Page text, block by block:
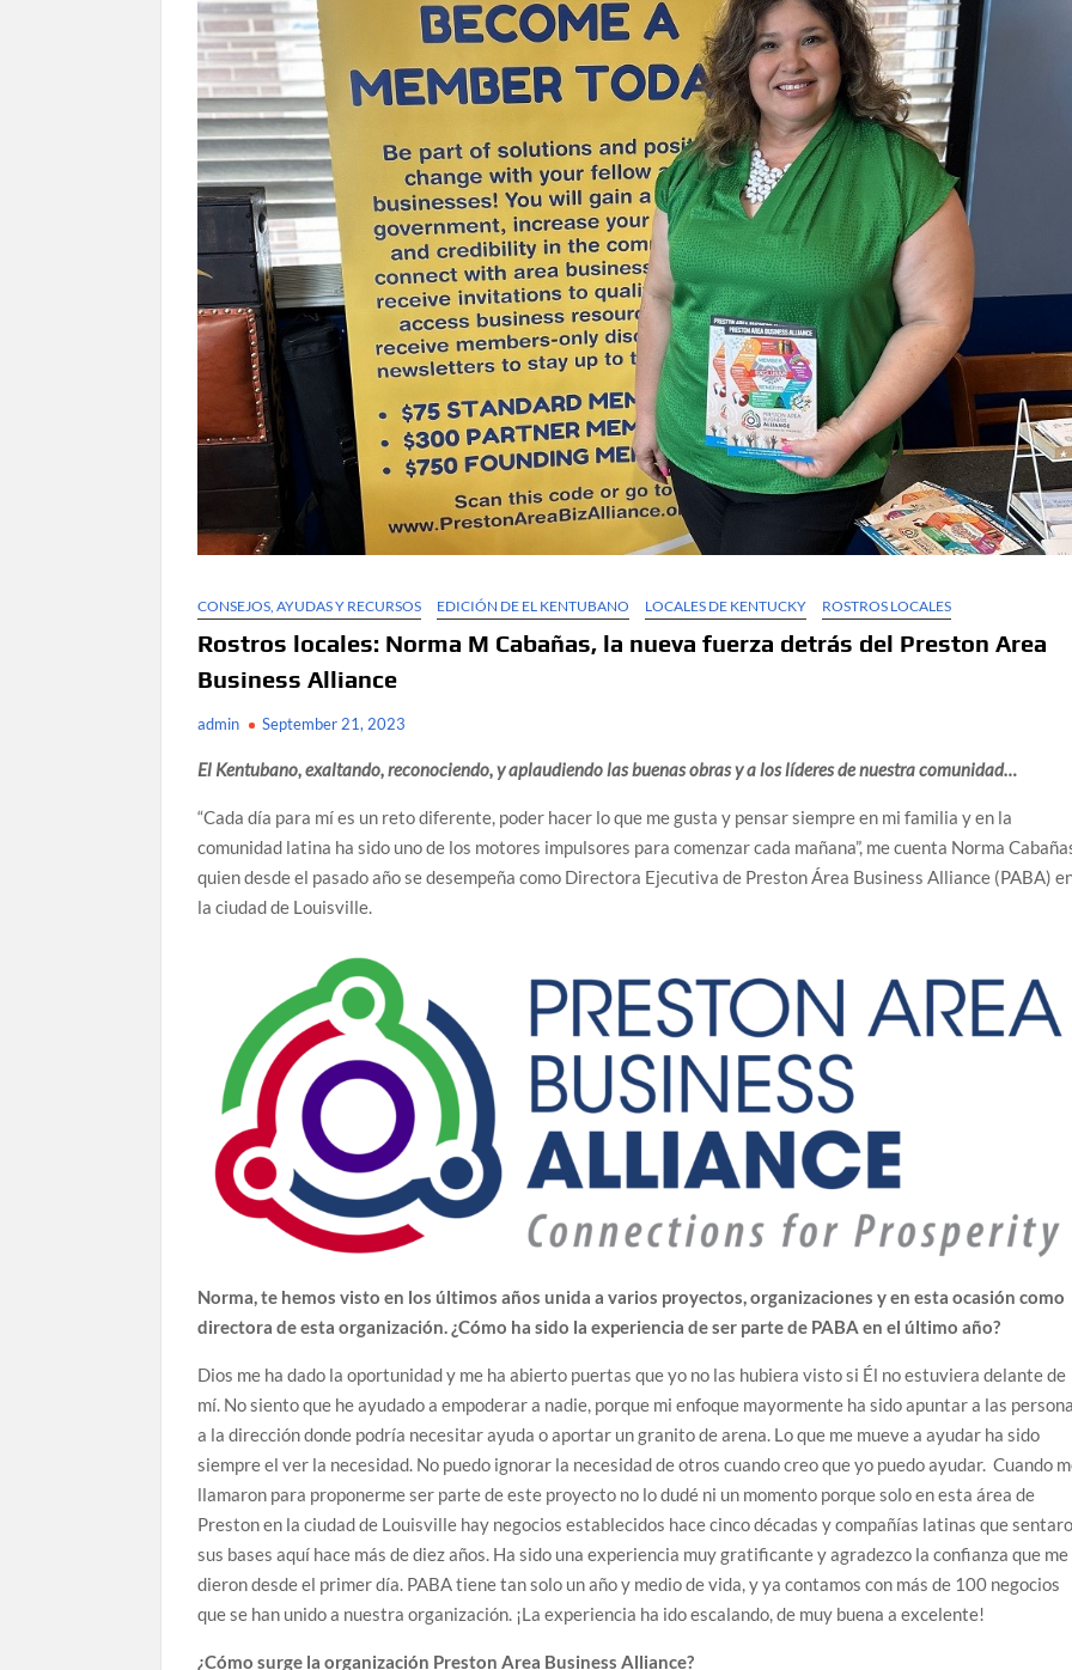
CONSEJOS, AYUDAS Y RECURSOS EDICIÓN DE EL KENTUBANO LOCALES DE KENTUCKY ROSTROS LOCALES
Rostros locales: Norma M Cabañas, la nueva fuerza detrás del Preston Area
Business Alliance
admin September 21, 2023
El Kentubano, exaltando, reconociendo, y aplaudiendo las buenas obras y a los líderes de nuestra comunidad…
“Cada día para mí es un reto diferente, poder hacer lo que me gusta y pensar siempre en mi familia y en la
comunidad latina ha sido uno de los motores impulsores para comenzar cada mañana”, me cuenta Norma
quien desde el pasado año se desempeña como Directora Ejecutiva de Preston Área Business Alliance (PABA)
la ciudad de Louisville.
Norma, te hemos visto en los últimos años unida a varios proyectos, organizaciones y en esta ocasión como
directora de esta organización. ¿Cómo ha sido la experiencia de ser parte de PABA en el último año?
Dios me ha dado la oportunidad y me ha abierto puertas que yo no las hubiera visto si Él no estuviera delante de
mí. No siento que he ayudado a empoderar a nadie, porque mi enfoque mayormente ha sido apuntar a las
a la dirección donde podría necesitar ayuda o aportar un granito de arena. Lo que me mueve a ayudar ha sido
siempre el ver la necesidad. No puedo ignorar la necesidad de otros cuando creo que yo puedo ayudar. Cuando
llamaron para proponerme ser parte de este proyecto no lo dudé ni un momento porque solo en esta área de
Preston en la ciudad de Louisville hay negocios establecidos hace cinco décadas y compañías latinas que
sus bases aquí hace más de diez años. Ha sido una experiencia muy gratificante y agradezco la confianza que me
dieron desde el primer día. PABA tiene tan solo un año y medio de vida, y ya contamos con más de 100 negocios
que se han unido a nuestra organización. ¡La experiencia ha ido escalando, de muy buena a excelente!
¿Cómo surge la organización Preston Area Business Alliance?